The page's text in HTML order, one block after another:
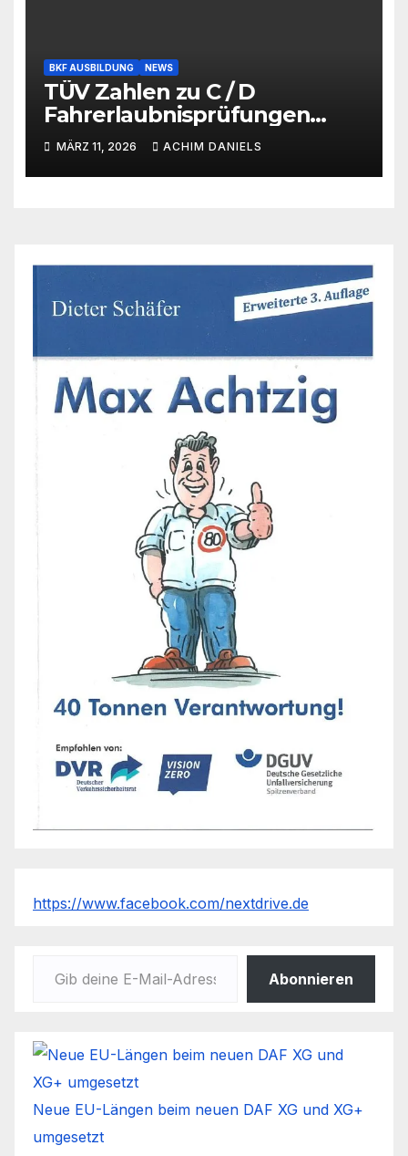
BKF AUSBILDUNG NEWS
TÜV Zahlen zu C / D
Fahrerlaubnisprüfungen
2025
MÄRZ 11, 2026 ACHIM DANIELS
https://www.facebook.com/nextdrive.de
Abonnieren
Neue EU-Längen beim neuen DAF XG und XG+
umgesetzt